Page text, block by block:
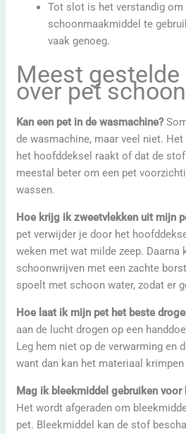
Tot slot is het verstandig om
schoonmaakmiddel te
vaak genoeg.
Meest gestelde
over pet
Kan een pet in de wasmachine?
de wasmachine, maar veel niet.
het hoofddeksel raakt of dat de
meestal beter om een pet
wassen.
Hoe krijg ik zweetvlekken uit mijn
pet verwijder je door het
weken met wat milde zeep. Daarna
schoonwrijven met een zachte
spoelt met schoon water, zodat er
Hoe laat ik mijn pet het beste
aan de lucht drogen op een
Leg hem niet op de verwarming en
want dan kan het materiaal
Mag ik bleekmiddel gebruiken voor
Het wordt afgeraden om
pet. Bleekmiddel kan de stof